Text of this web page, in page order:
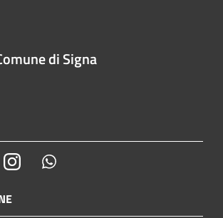
di Signa
Instagram